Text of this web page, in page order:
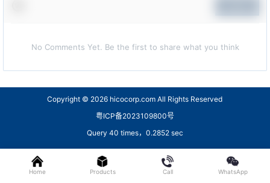
No Comments Yet. Be the first to share what you think
Copyright © 2026 hicocorp.com All Rights Reserved
粤ICP备2023109800号
Query 40 times，0.2852 sec
Home Products Call WhatsApp